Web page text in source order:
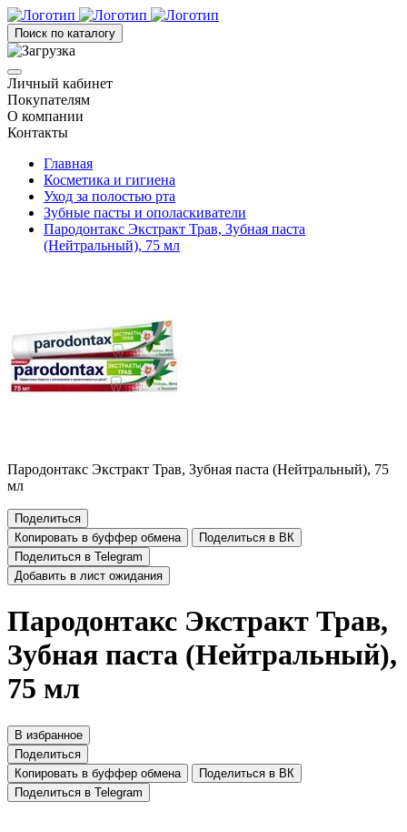
Поиск по каталогу
Личный кабинет
Покупателям
О компании
Контакты
Главная
Косметика и гигиена
Уход за полостью рта
Зубные пасты и ополаскиватели
Пародонтакс Экстракт Трав, Зубная паста
(Нейтральный), 75 мл
Пародонтакс Экстракт Трав, Зубная паста (Нейтральный), 75
мл
Поделиться
Копировать в буффер обмена
Поделиться в ВК
Поделиться в Telegram
Добавить в лист ожидания
Пародонтакс Экстракт Трав,
Зубная паста (Нейтральный),
75 мл
В избранное
Поделиться
Копировать в буффер обмена
Поделиться в ВК
Поделиться в Telegram